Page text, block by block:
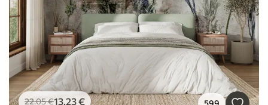
22.05€13.23€ 599